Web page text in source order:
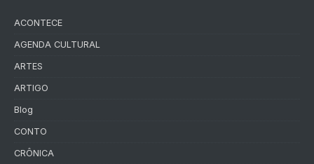
ACONTECE
AGENDA CULTURAL
ARTES
ARTIGO
Blog
CONTO
CRÔNICA